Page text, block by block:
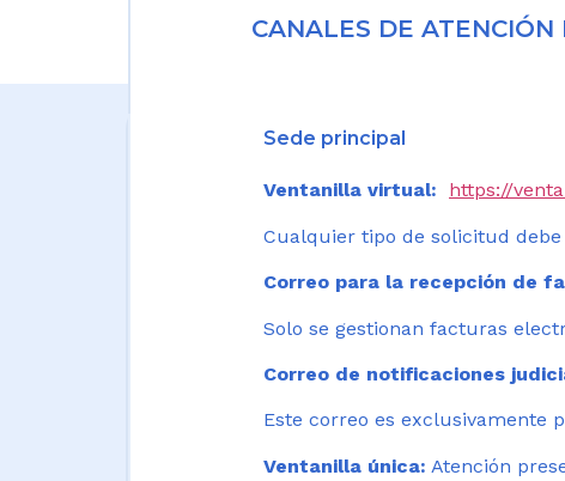
CANALES DE ATENCIÓN
Sede principal
Ventanilla virtual: https://
Cualquier tipo de solicitud debe
Correo para la recepción de
Solo se gestionan facturas
Correo de notificaciones
Este correo es exclusivamente
Ventanilla única: Atención